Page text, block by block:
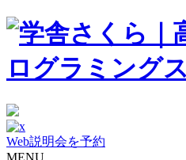
Web説明会を予約
MENU